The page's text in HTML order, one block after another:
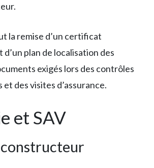
la remise d’un certificat
d’un plan de localisation des
exigés lors des contrôles
des visites d’assurance.
et SAV